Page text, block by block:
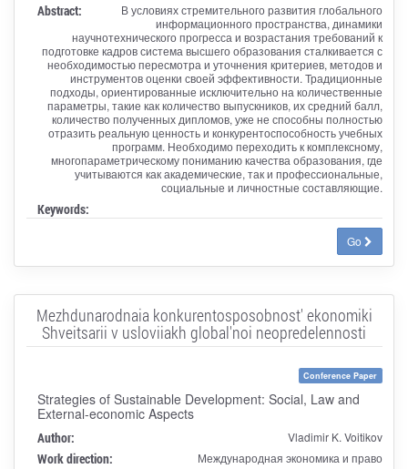
Abstract:
В условиях стремительного развития глобального
информационного пространства, динамики
научнотехнического прогресса и возрастания требований к
подготовке кадров система высшего образования сталкивается с
необходимостью пересмотра и уточнения критериев, методов и
инструментов оценки своей эффективности. Традиционные
подходы, ориентированные исключительно на количественные
параметры, такие как количество выпускников, их средний балл,
количество полученных дипломов, уже не способны полностью
отразить реальную ценность и конкурентоспособность учебных
программ. Необходимо переходить к комплексному,
многопараметрическому пониманию качества образования, где
учитываются как академические, так и профессиональные,
социальные и личностные составляющие.
Keywords:
Go
Mezhdunarodnaia konkurentosposobnost' ekonomiki
Shveitsarii v usloviiakh global'noi neopredelennosti
Conference Paper
Strategies of Sustainable Development: Social, Law and
External-economic Aspects
Author: Vladimir K. Voitikov
Work direction: Международная экономика и право